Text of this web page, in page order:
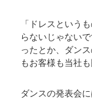
「ドレスという
らないじゃない
ったとか、ダン
もお客様も当社
ダンスの発表会